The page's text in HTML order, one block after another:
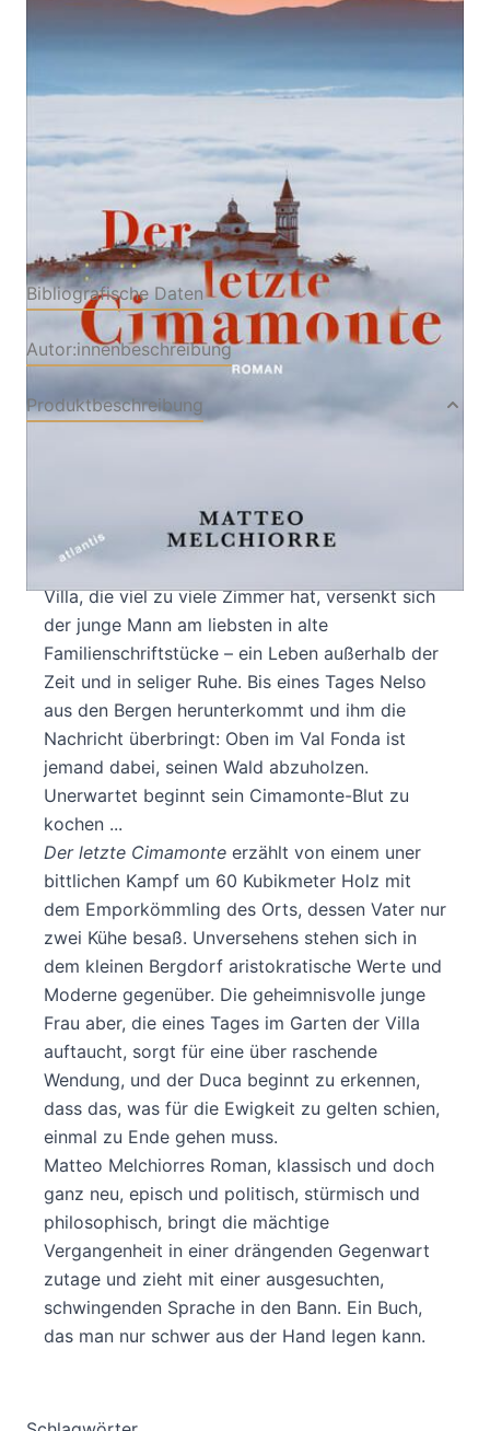
Von
Buch 496 Seiten
ISBN: 978-3-71525038-
0
Bibliografische Daten
Autor:innenbeschreibung
Produktbeschreibung
seit Jahrhunderten im Besitz der Familie, erhebt
sich über dem Dorf in den Bergen, wo man ihn
scherzhaft den »Duca« nennt. Ganz allein in der
Villa, die viel zu viele Zimmer hat, versenkt sich
der junge Mann am liebsten in alte
Familienschriftstücke – ein Leben außerhalb der
Zeit und in seliger Ruhe. Bis eines Tages Nelso
aus den Bergen herunterkommt und ihm die
Nachricht überbringt: Oben im Val Fonda ist
jemand dabei, seinen Wald abzuholzen.
Unerwartet beginnt sein Cimamonte-Blut zu
kochen ...
Der letzte Cimamonte erzählt von einem uner
bittlichen Kampf um 60 Kubikmeter Holz mit
dem Emporkömmling des Orts, dessen Vater nur
zwei Kühe besaß. Unversehens stehen sich in
dem kleinen Bergdorf aristokratische Werte und
Moderne gegenüber. Die geheimnisvolle junge
Frau aber, die eines Tages im Garten der Villa
auftaucht, sorgt für eine über raschende
Wendung, und der Duca beginnt zu erkennen,
dass das, was für die Ewigkeit zu gelten schien,
einmal zu Ende gehen muss.
Matteo Melchiorres Roman, klassisch und doch
ganz neu, episch und politisch, stürmisch und
philosophisch, bringt die mächtige
Vergangenheit in einer drängenden Gegenwart
zutage und zieht mit einer ausgesuchten,
schwingenden Sprache in den Bann. Ein Buch,
das man nur schwer aus der Hand legen kann.